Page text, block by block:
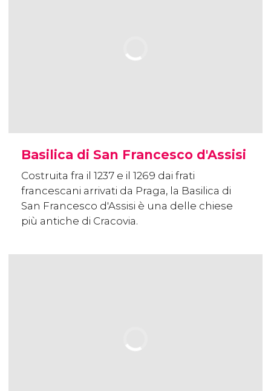
Basilica di San Francesco d'Assisi
Costruita fra il 1237 e il 1269 dai frati
francescani arrivati da Praga, la Basilica di
San Francesco d'Assisi è una delle chiese
più antiche di Cracovia.